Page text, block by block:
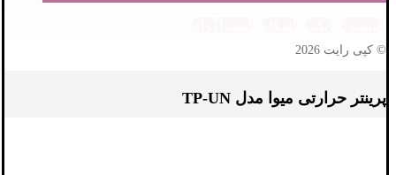
© کپی رایت 2026
پرینتر حرارتی میوا مدل TP-UN